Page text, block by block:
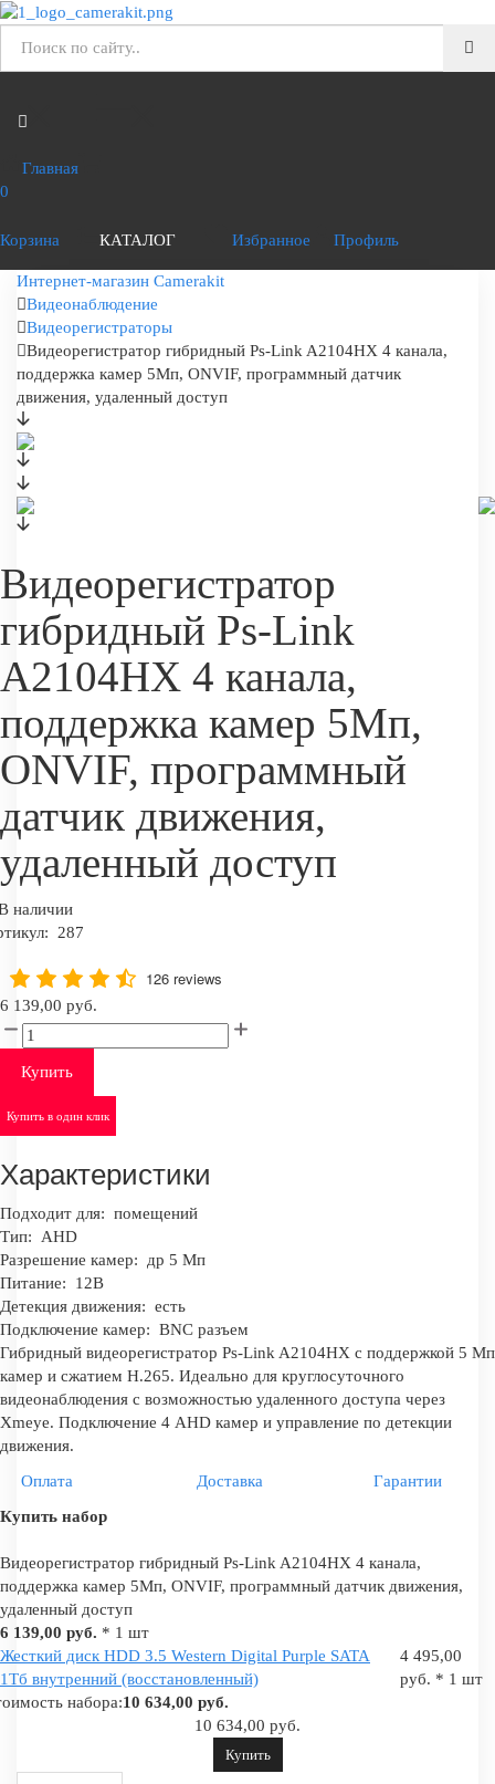
Главная
0
Корзина КАТАЛОГ Избранное Профиль
Интернет-магазин Camerakit
Видеонаблюдение
Видеорегистраторы
Видеорегистратор гибридный Ps-Link A2104HX 4 канала,
поддержка камер 5Мп, ONVIF, программный датчик
движения, удаленный доступ
Видеорегистратор
гибридный Ps-Link
A2104HX 4 канала,
поддержка камер 5Мп,
ONVIF, программный
датчик движения,
удаленный доступ
наличии
287
126 reviews
6 139,00 руб.
Купить
Купить в один клик
Характеристики
Подходит для: помещений
Тип:
AHD
Разрешение камер:
др 5 Мп
Питание:
12В
Детекция движения: есть
Подключение камер: BNC разъем
Гибридный видеорегистратор Ps-Link A2104HX с поддержкой 5 Мп
камер и сжатием H.265. Идеально для круглосуточного
видеонаблюдения с возможностью удаленного доступа через
Xmeye. Подключение 4 AHD камер и управление по детекции
движения.
Оплата
Доставка
Гарантии
Купить набор
Видеорегистратор гибридный Ps-Link A2104HX 4 канала,
поддержка камер 5Мп, ONVIF, программный датчик движения,
удаленный доступ
6 139,00 руб. * 1 шт
Жесткий диск HDD 3.5 Western Digital Purple SATA
1Тб внутренний (восстановленный)
4 495,00
руб. * 1 шт
набора:10 634,00 руб.
10 634,00 руб.
Купить